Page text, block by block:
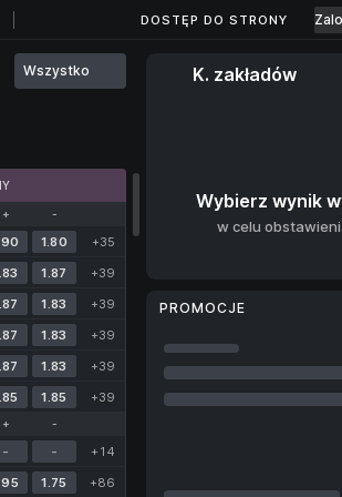
DOSTĘP DO STRONY
Wszystko
+ -
1.80
+35
1.87
+39
1.83
+39
1.83
+39
1.83
+39
1.85 +39
+ -
- -
+14
1.75
+86
K. zakładów
Wybierz wynik
w celu
PROMOCJE